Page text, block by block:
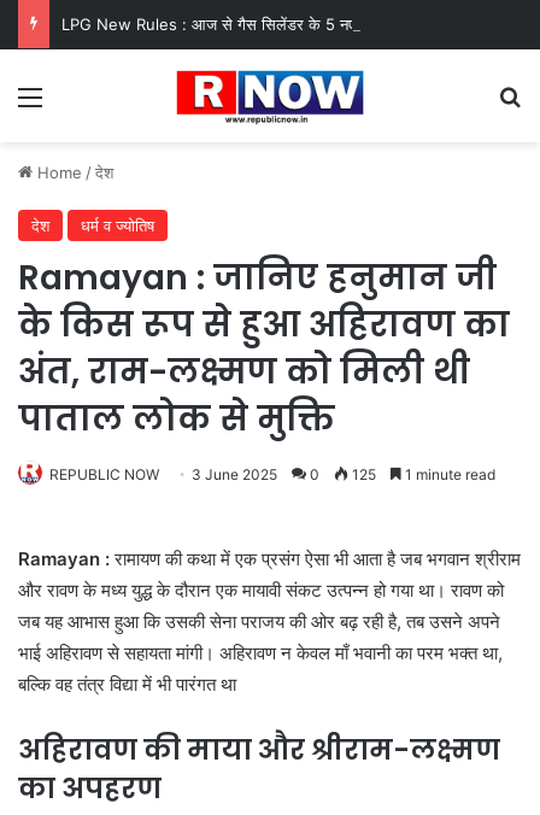
Menu
Home /देश
देश धर्म व ज्योतिष
Ramayan : जानिए हनुमान जी
के किस रूप से हुआ अहिरावण का
अंत, राम-लक्ष्मण को मिली थी
पाताल लोक से मुक्ति
REPUBLIC NOW 3 June 2025 0 125 1 minute read
Ramayan :रामायण की कथा में एक प्रसंग ऐसा भी आता है जब भगवान श्रीराम
और रावण के मध्य युद्ध के दौरान एक मायावी संकट उत्पन्न हो गया था। रावण को
जब यह आभास हुआ कि उसकी सेना पराजय की ओर बढ़ रही है, तब उसने अपने
भाई अहिरावण से सहायता मांगी। अहिरावण न केवल माँ भवानी का परम भक्त था,
बल्कि वह तंत्र विद्या में भी पारंगत था
अहिरावण की माया और श्रीराम-लक्ष्मण
का अपहरण